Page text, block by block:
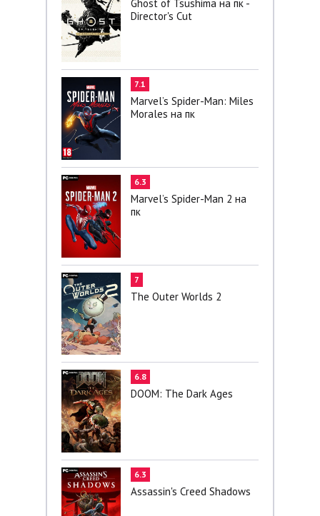
Ghost of Tsushima на пк -
Director's Cut
7.1
Marvel’s Spider-Man: Miles
Morales на пк
6.3
Marvel’s Spider-Man 2 на
пк
7
The Outer Worlds 2
6.8
DOOM: The Dark Ages
6.3
Assassin's Creed Shadows